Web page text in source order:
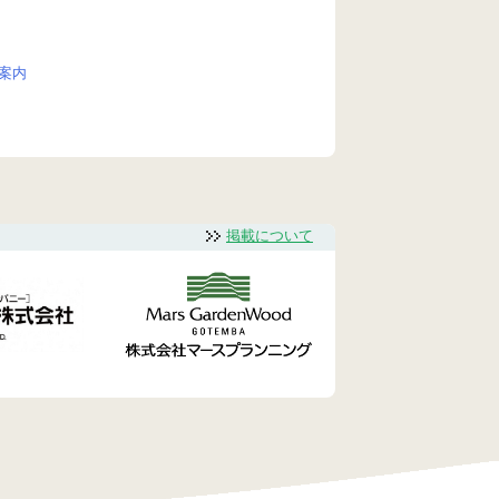
内
掲載について